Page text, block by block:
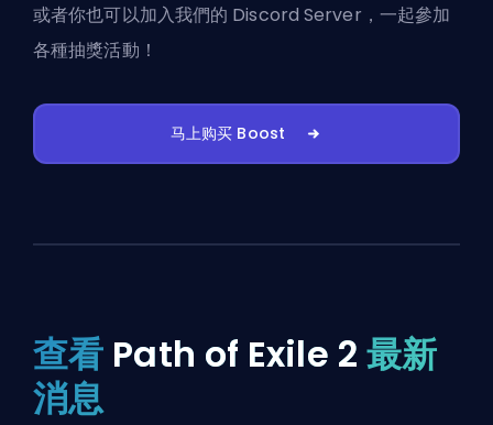
或者你也可以加入我們的 Discord Server ，一起參加
各種抽獎活動！
马上购买 Boost
查看 Path of Exile 2 最新
消息